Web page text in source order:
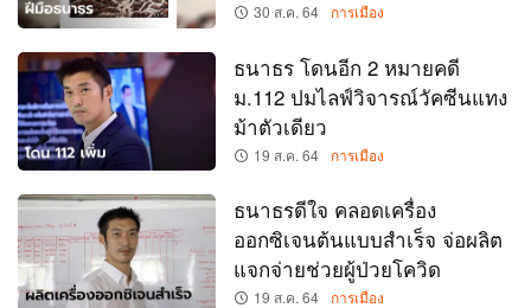
30 ส.ค. 64 การเมือง
ธนาธร โดนอีก 2 หมายคดี
ม.112 ปมไลฟ์วิจารณ์วัคซีนแทง
ม้าตัวเดียว
19 ส.ค. 64 การเมือง
ธนาธรดีใจ คลอดเครื่อง
ออกซิเจนต้นแบบสำเร็จ จ่อผลิต
แจกจ่ายช่วยผู้ป่วยโควิด
19 ส.ค. 64 การเมือง